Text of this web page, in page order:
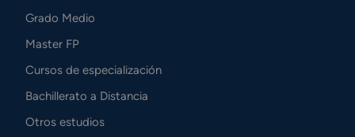
Grado Medio
Master FP
Cursos de especialización
Bachillerato a Distancia
Otros estudios